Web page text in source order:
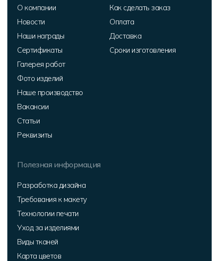
О компании
Новости
Наши награды
Сертификаты
Галерея работ
Фото изделий
Наше производство
Вакансии
Статьи
Реквизиты
Как сделать заказ
Оплата
Доставка
Сроки изготовления
Полезная информация
Разработка дизайна
Требования к макету
Технологии печати
Уход за изделиями
Виды тканей
Карта цветов